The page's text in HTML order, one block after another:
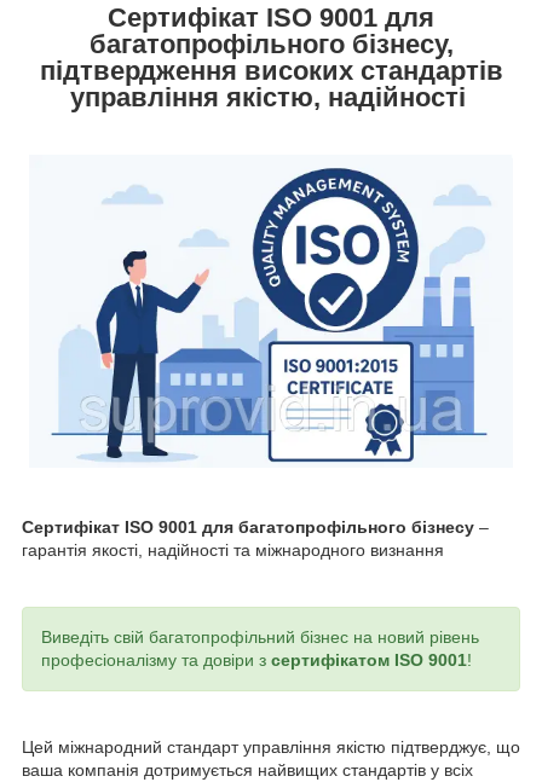
Сертифікат ISO 9001 для
багатопрофільного бізнесу,
підтвердження високих стандартів
управління якістю, надійності
Сертифікат ISO 9001 для багатопрофільного бізнесу –
гарантія якості, надійності та міжнародного визнання
Виведіть свій багатопрофільний бізнес на новий рівень
професіоналізму та довіри з сертифікатом ISO 9001!
Цей міжнародний стандарт управління якістю підтверджує, що
ваша компанія дотримується найвищих стандартів у всіх